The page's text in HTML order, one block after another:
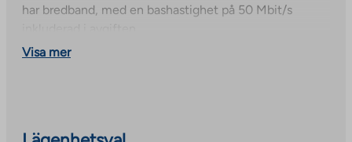
har bredband, med en bashastighet på 50 Mbit/s
Området erbjuder utmärkta möjligheter till friluftsliv
bowling bara en kort bit bort.
Visa mer